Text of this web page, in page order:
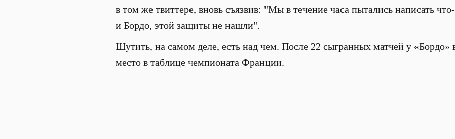
в том же твиттере, вновь съязвив: "Мы в течение часа пытались написать
и Бордо, этой защиты не нашли".
Шутить, на самом деле, есть над чем. После 22 сыгранных матчей у «Бордо»
место в таблице чемпионата Франции.